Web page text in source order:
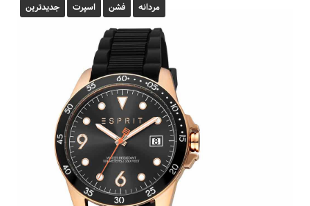
مردانه فشن اسپرت جدیدترین